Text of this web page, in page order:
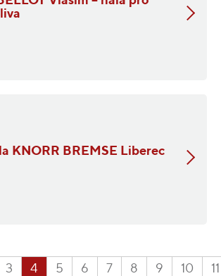
KNORR BREMSE Liberec
3 4 5 6 7 8 9 10 11